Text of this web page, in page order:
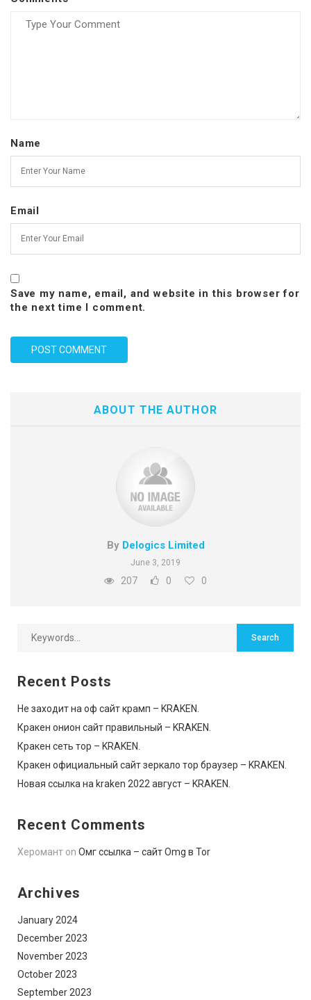
Name
Email
Save my name, email, and website in this browser for
the next time I comment.
ABOUT THE AUTHOR
By Delogics Limited
June 3, 2019
207 0 0
Recent Posts
Не заходит на оф сайт крамп – KRAKEN.
Кракен онион сайт правильный – KRAKEN.
Кракен сеть тор – KRAKEN.
Кракен официальный сайт зеркало тор браузер – KRAKEN.
Новая ссылка на kraken 2022 август – KRAKEN.
Recent Comments
Херомант on Омг ссылка – сайт Omg в Tor
Archives
January 2024
December 2023
November 2023
October 2023
September 2023